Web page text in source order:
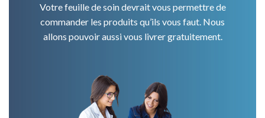
Votre feuille de soin devrait vous permettre de
commander les produits qu’ils vous faut. Nous
allons pouvoir aussi vous livrer gratuitement.